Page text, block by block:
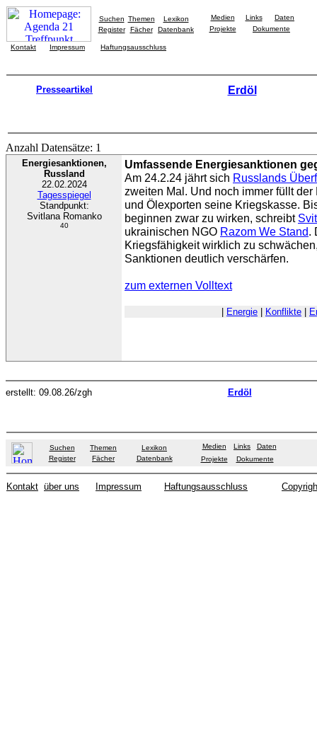
Suchen Themen
Lexikon
Register
Fächer Datenbank
Medien Links
Daten
Projekte
Dokumente
Kontakt Impressum Haftungsausschluss
Presseartikel Erdöl
Anzahl Datensätze: 1
Energiesanktionen,
Russland
22.02.2024
Tagesspiegel
Standpunkt:
Svitlana Romanko
40
Umfassende Energiesanktionen
Am 24.2.24 jährt sich Russlands
zweiten Mal. Und noch immer füllt
und Ölexporten seine Kriegskasse.
beginnen zwar zu wirken, schreibt
ukrainischen NGO Razom We Stand.
Kriegsfähigkeit wirklich zu
Sanktionen deutlich verschärfen.
zum externen Volltext
Energie Konflikte
erstellt: 09.08.26/zgh Erdöl
Suchen Themen
Lexikon
Register
Fächer Datenbank
Medien Links
Daten
Projekte
Dokumente
Kontakt über uns Impressum Haftungsausschluss